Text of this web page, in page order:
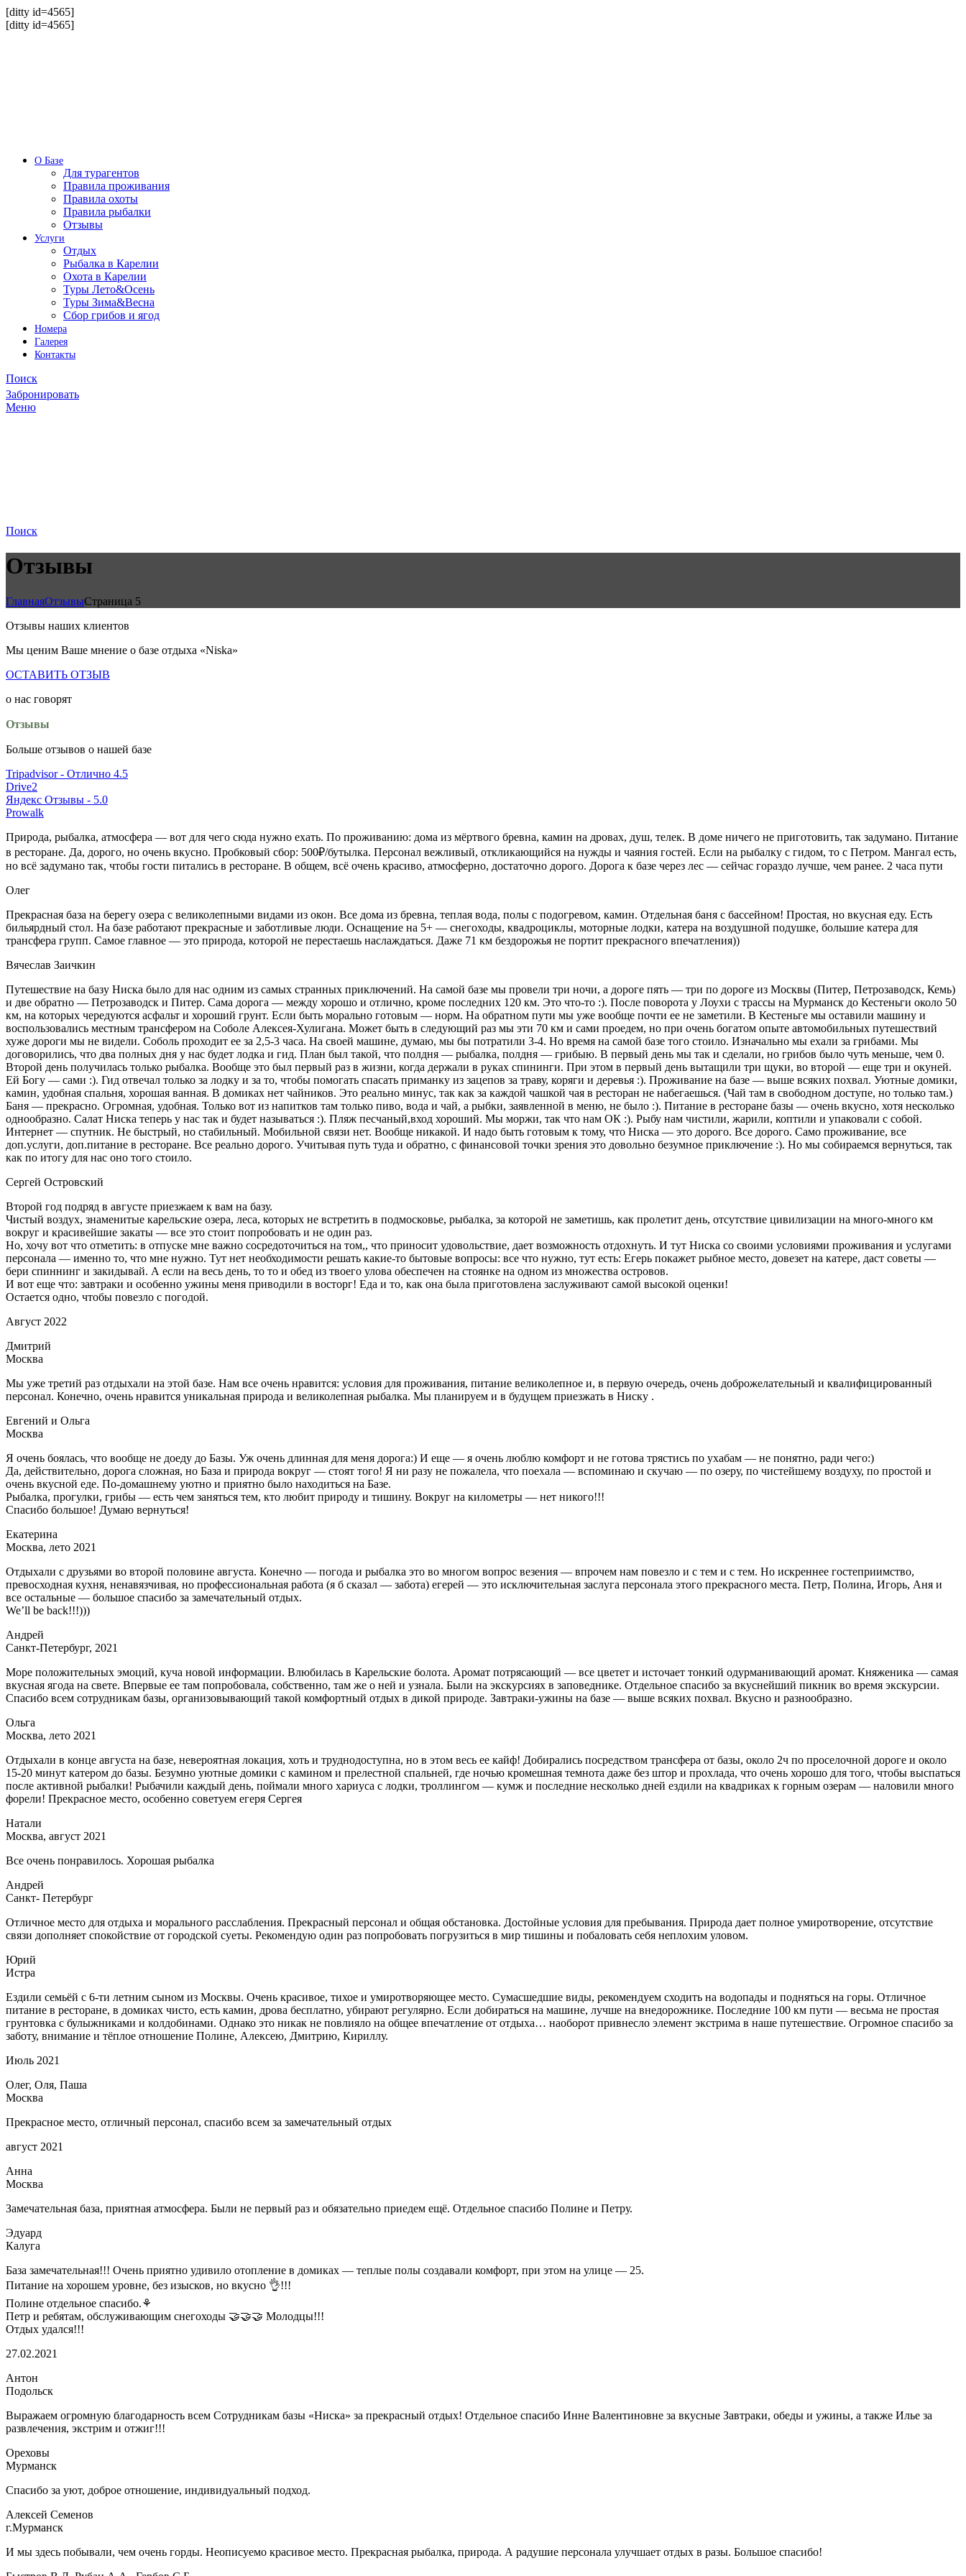
[ditty id=4565]
[ditty id=4565]
О Базе
Для турагентов
Правила проживания
Правила охоты
Правила рыбалки
Отзывы
Услуги
Отдых
Рыбалка в Карелии
Охота в Карелии
Туры Лето&Осень
Туры Зима&Весна
Сбор грибов и ягод
Номера
Галерея
Контакты
Поиск
Забронировать
Меню
Поиск
Отзывы
ГлавнаяОтзывыСтраница 5
Отзывы наших клиентов
Мы ценим Ваше мнение о базе отдыха «Niska»
ОСТАВИТЬ ОТЗЫВ
о нас говорят
Отзывы
Больше отзывов о нашей базе
Tripadvisor - Отлично 4.5
Drive2
Яндекс Отзывы - 5.0
Prowalk
Природа, рыбалка, атмосфера — вот для чего сюда нужно ехать. По проживанию: дома из мёртвого бревна, камин на дровах, душ, телек. В доме ничего не приготовить, так задумано. Питание
в ресторане. Да, дорого, но очень вкусно. Пробковый сбор: 500₽/бутылка. Персонал вежливый, откликающийся на нужды и чаяния гостей. Если на рыбалку с гидом, то с Петром. Мангал есть,
но всё задумано так, чтобы гости питались в ресторане. В общем, всё очень красиво, атмосферно, достаточно дорого. Дорога к базе через лес — сейчас гораздо лучше, чем ранее. 2 часа пути
Олег
Прекрасная база на берегу озера с великолепными видами из окон. Все дома из бревна, теплая вода, полы с подогревом, камин. Отдельная баня с бассейном! Простая, но вкусная еду. Есть
бильярдный стол. На базе работают прекрасные и заботливые люди. Оснащение на 5+ — снегоходы, квадроциклы, моторные лодки, катера на воздушной подушке, большие катера для
трансфера групп. Самое главное — это природа, которой не перестаешь наслаждаться. Даже 71 км бездорожья не портит прекрасного впечатления))
Вячеслав Заичкин
Путешествие на базу Ниска было для нас одним из самых странных приключений. На самой базе мы провели три ночи, а дороге пять — три по дороге из Москвы (Питер, Петрозаводск, Кемь)
и две обратно — Петрозаводск и Питер. Сама дорога — между хорошо и отлично, кроме последних 120 км. Это что-то :). После поворота у Лоухи с трассы на Мурманск до Кестеньги около 50
км, на которых чередуются асфальт и хороший грунт. Если быть морально готовым — норм. На обратном пути мы уже вообще почти ее не заметили. В Кестеньге мы оставили машину и
воспользовались местным трансфером на Соболе Алексея-Хулигана. Может быть в следующий раз мы эти 70 км и сами проедем, но при очень богатом опыте автомобильных путешествий
хуже дороги мы не видели. Соболь проходит ее за 2,5-3 часа. На своей машине, думаю, мы бы потратили 3-4. Но время на самой базе того стоило. Изначально мы ехали за грибами. Мы
договорились, что два полных дня у нас будет лодка и гид. План был такой, что полдня — рыбалка, полдня — грибыю. В первый день мы так и сделали, но грибов было чуть меньше, чем 0.
Второй день получилась только рыбалка. Вообще это был первый раз в жизни, когда держали в руках спининги. При этом в первый день вытащили три щуки, во второй — еще три и окуней.
Ей Богу — сами :). Гид отвечал только за лодку и за то, чтобы помогать спасать приманку из зацепов за траву, коряги и деревья :). Проживание на базе — выше всяких похвал. Уютные домики,
камин, удобная спальня, хорошая ванная. В домиках нет чайников. Это реально минус, так как за каждой чашкой чая в ресторан не набегаешься. (Чай там в свободном доступе, но только там.)
Баня — прекрасно. Огромная, удобная. Только вот из напитков там только пиво, вода и чай, а рыбки, заявленной в меню, не было :). Питание в ресторане базы — очень вкусно, хотя несколько
однообразно. Салат Ниска теперь у нас так и будет называться :). Пляж песчаный,вход хороший. Мы моржи, так что нам ОК :). Рыбу нам чистили, жарили, коптили и упаковали с собой.
Интернет — спутник. Не быстрый, но стабильный. Мобильной связи нет. Вообще никакой. И надо быть готовым к тому, что Ниска — это дорого. Все дорого. Само проживание, все
доп.услуги, доп.питание в ресторане. Все реально дорого. Учитывая путь туда и обратно, с финансовой точки зрения это довольно безумное приключение :). Но мы собираемся вернуться, так
как по итогу для нас оно того стоило.
Сергей Островский
Второй год подряд в августе приезжаем к вам на базу.
Чистый воздух, знаменитые карельские озера, леса, которых не встретить в подмосковье, рыбалка, за которой не заметишь, как пролетит день, отсутствие цивилизации на много-много км
вокруг и красивейшие закаты — все это стоит попробовать и не один раз.
Но, хочу вот что отметить: в отпуске мне важно сосредоточиться на том,, что приносит удовольствие, дает возможность отдохнуть. И тут Ниска со своими условиями проживания и услугами
персонала — именно то, что мне нужно. Тут нет необходимости решать какие-то бытовые вопросы: все что нужно, тут есть: Егерь покажет рыбное место, довезет на катере, даст советы —
бери спиннинг и закидывай. А если на весь день, то то и обед из твоего улова обеспечен на стоянке на одном из множества островов.
И вот еще что: завтраки и особенно ужины меня приводили в восторг! Еда и то, как она была приготовлена заслуживают самой высокой оценки!
Остается одно, чтобы повезло с погодой.
Август 2022
Дмитрий
Москва
Мы уже третий раз отдыхали на этой базе. Нам все очень нравится: условия для проживания, питание великолепное и, в первую очередь, очень доброжелательный и квалифицированный
персонал. Конечно, очень нравится уникальная природа и великолепная рыбалка. Мы планируем и в будущем приезжать в Ниску .
Евгений и Ольга
Москва
Я очень боялась, что вообще не доеду до Базы. Уж очень длинная для меня дорога:) И еще — я очень люблю комфорт и не готова трястись по ухабам — не понятно, ради чего:)
Да, действительно, дорога сложная, но База и природа вокруг — стоят того! Я ни разу не пожалела, что поехала — вспоминаю и скучаю — по озеру, по чистейшему воздуху, по простой и
очень вкусной еде. По-домашнему уютно и приятно было находиться на Базе.
Рыбалка, прогулки, грибы — есть чем заняться тем, кто любит природу и тишину. Вокруг на километры — нет никого!!!
Спасибо большое! Думаю вернуться!
Екатерина
Москва, лето 2021
Отдыхали с друзьями во второй половине августа. Конечно — погода и рыбалка это во многом вопрос везения — впрочем нам повезло и с тем и с тем. Но искреннее гостеприимство,
превосходная кухня, ненавязчивая, но профессиональная работа (я б сказал — забота) егерей — это исключительная заслуга персонала этого прекрасного места. Петр, Полина, Игорь, Аня и
все остальные — большое спасибо за замечательный отдых.
We’ll be back!!!)))
Андрей
Санкт-Петербург, 2021
Море положительных эмоций, куча новой информации. Влюбилась в Карельские болота. Аромат потрясающий — все цветет и источает тонкий одурманивающий аромат. Княженика — самая
вкусная ягода на свете. Впервые ее там попробовала, собственно, там же о ней и узнала. Были на экскурсиях в заповеднике. Отдельное спасибо за вкуснейший пикник во время экскурсии.
Спасибо всем сотрудникам базы, организовывающий такой комфортный отдых в дикой природе. Завтраки-ужины на базе — выше всяких похвал. Вкусно и разнообразно.
Ольга
Москва, лето 2021
Отдыхали в конце августа на базе, невероятная локация, хоть и труднодоступна, но в этом весь ее кайф! Добирались посредством трансфера от базы, около 2ч по проселочной дороге и около
15-20 минут катером до базы. Безумно уютные домики с камином и прелестной спальней, где ночью кромешная темнота даже без штор и прохлада, что очень хорошо для того, чтобы выспаться
после активной рыбалки! Рыбачили каждый день, поймали много хариуса с лодки, троллингом — кумж и последние несколько дней ездили на квадриках к горным озерам — наловили много
форели! Прекрасное место, особенно советуем егеря Сергея
Натали
Москва, август 2021
Все очень понравилось. Хорошая рыбалка
Андрей
Санкт- Петербург
Отличное место для отдыха и морального расслабления. Прекрасный персонал и общая обстановка. Достойные условия для пребывания. Природа дает полное умиротворение, отсутствие
связи дополняет спокойствие от городской суеты. Рекомендую один раз попробовать погрузиться в мир тишины и побаловать себя неплохим уловом.
Юрий
Истра
Ездили семьёй с 6-ти летним сыном из Москвы. Очень красивое, тихое и умиротворяющее место. Сумасшедшие виды, рекомендуем сходить на водопады и подняться на горы. Отличное
питание в ресторане, в домиках чисто, есть камин, дрова бесплатно, убирают регулярно. Если добираться на машине, лучше на внедорожнике. Последние 100 км пути — весьма не простая
грунтовка с булыжниками и колдобинами. Однако это никак не повлияло на общее впечатление от отдыха… наоборот привнесло элемент экстрима в наше путешествие. Огромное спасибо за
заботу, внимание и тёплое отношение Полине, Алексею, Дмитрию, Кириллу.
Июль 2021
Олег, Оля, Паша
Москва
Прекрасное место, отличный персонал, спасибо всем за замечательный отдых
август 2021
Анна
Москва
Замечательная база, приятная атмосфера. Были не первый раз и обязательно приедем ещё. Отдельное спасибо Полине и Петру.
Эдуард
Калуга
База замечательная!!! Очень приятно удивило отопление в домиках — теплые полы создавали комфорт, при этом на улице — 25.
Питание на хорошем уровне, без изысков, но вкусно 👌!!!
Полине отдельное спасибо.⚘
Петр и ребятам, обслуживающим снегоходы 🤝🤝🤝 Молодцы!!!
Отдых удался!!!
27.02.2021
Антон
Подольск
Выражаем огромную благодарность всем Сотрудникам базы «Ниска» за прекрасный отдых! Отдельное спасибо Инне Валентиновне за вкусные Завтраки, обеды и ужины, а также Илье за
развлечения, экстрим и отжиг!!!
Ореховы
Мурманск
Спасибо за уют, доброе отношение, индивидуальный подход.
Алексей Семенов
г.Мурманск
И мы здесь побывали, чем очень горды. Неописуемо красивое место. Прекрасная рыбалка, природа. А радушие персонала улучшает отдых в разы. Большое спасибо!